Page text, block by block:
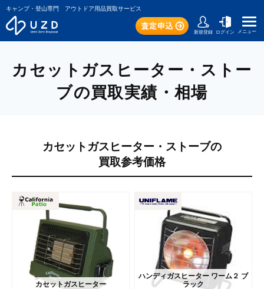
キャンプ・登山専門 アウトドア用品買取サービス
新規登録 ログイン メニュー
カセットガスヒーター・ストー
ブの買取実績・相場
カセットガスヒーター・ストーブの
買取参考価格
カセットガスヒーター
ハンディガスヒーター ワーム２ ブ
ラック